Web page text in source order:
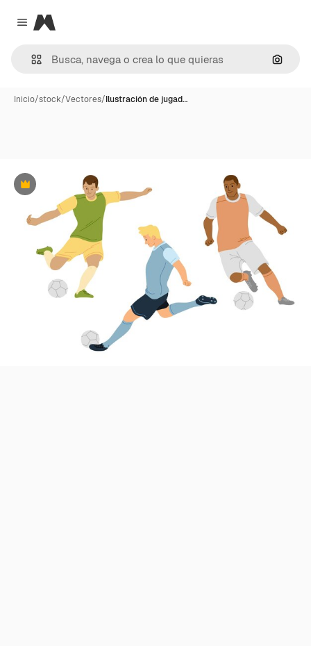
Close menu
Magnific
Inicio/stock/Vectores/Ilustración de jugad…
Premium